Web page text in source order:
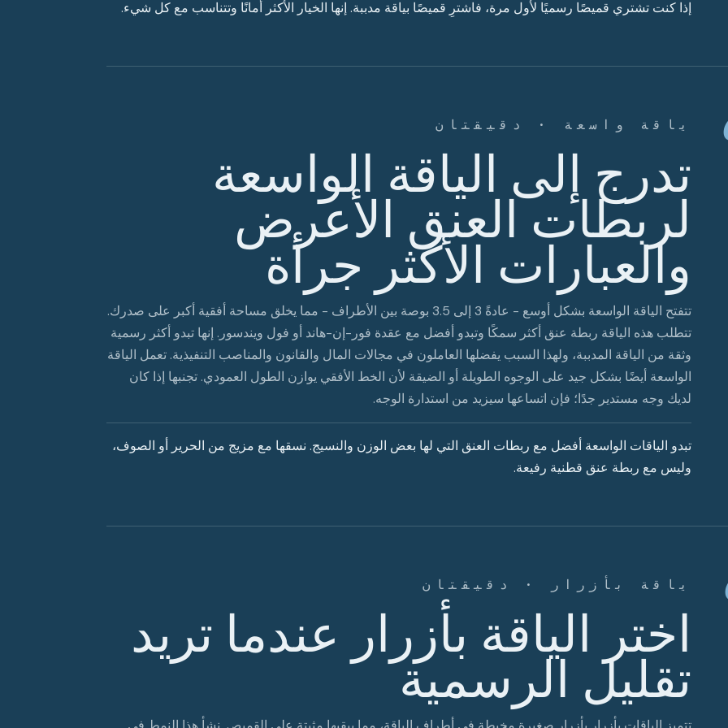
إذا كنت تشتري قميصًا رسميًا لأول مرة، فاشترِ قميصًا بياقة مدببة. إنها الخيار الأكثر أمانًا وتتناسب مع كل شيء.
ياقة واسعة · دقيقتان
تدرج إلى الياقة الواسعة
لربطات العنق الأعرض
والعبارات الأكثر جرأة
تتفتح الياقة الواسعة بشكل أوسع - عادةً 3 إلى 3.5 بوصة بين الأطراف - مما يخلق مساحة أفقية أكبر على صدرك.
تتطلب هذه الياقة ربطة عنق أكثر سمكًا وتبدو أفضل مع عقدة فور-إن-هاند أو فول ويندسور. إنها تبدو أكثر رسمية
وثقة من الياقة المدببة، ولهذا السبب يفضلها العاملون في مجالات المال والقانون والمناصب التنفيذية. تعمل الياقة
الواسعة أيضًا بشكل جيد على الوجوه الطويلة أو الضيقة لأن الخط الأفقي يوازن الطول العمودي. تجنبها إذا كان
لديك وجه مستدير جدًا؛ فإن اتساعها سيزيد من استدارة الوجه.
تبدو الياقات الواسعة أفضل مع ربطات العنق التي لها بعض الوزن والنسيج. نسقها مع مزيج من الحرير أو الصوف،
وليس مع ربطة عنق قطنية رفيعة.
ياقة بأزرار · دقيقتان
اختر الياقة بأزرار عندما تريد
تقليل الرسمية